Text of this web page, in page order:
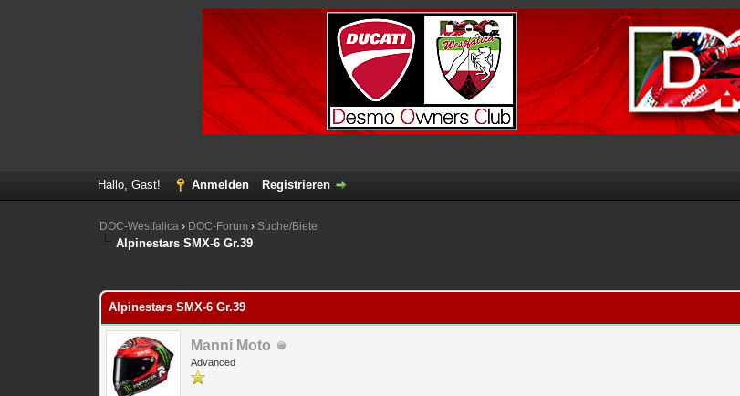
Hallo, Gast! Anmelden Registrieren
DOC-Westfalica › DOC-Forum › Suche/Biete
Alpinestars SMX-6 Gr.39
Alpinestars SMX-6 Gr.39
Manni Moto
Advanced